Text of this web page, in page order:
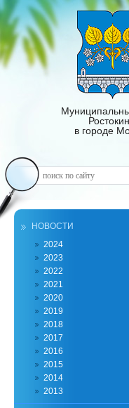
в городе
НОВОСТИ
2024
2023
2022
2021
2020
2019
2018
2017
2016
2015
2014
2013